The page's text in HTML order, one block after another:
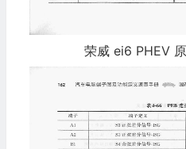
荣威 ei6 PHEV